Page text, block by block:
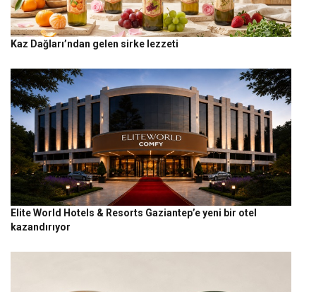
Kaz Dağları’ndan gelen sirke lezzeti
Elite World Hotels & Resorts Gaziantep’e yeni bir otel
kazandırıyor